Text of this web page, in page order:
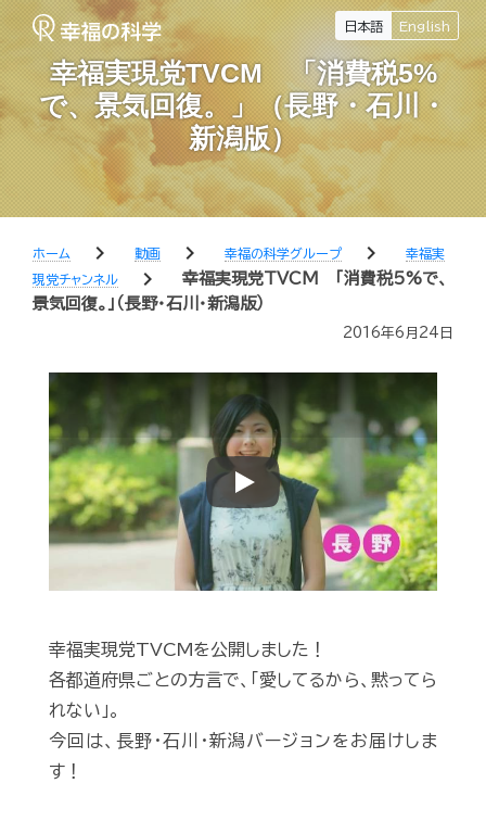
日本語 English
幸福実現党TVCM 「消費税5%
で、景気回復。」（長野・石川・
新潟版）
ホーム chevron_right 動画 chevron_right 幸福の科学グループ chevron_right
幸福実
現党チャンネル
chevron_right
幸福実現党TVCM 「消費税5%で、
景気回復。」（長野・石川・新潟版）
2016年6月24日
Play
幸福実現党TVCMを公開しました！
各都道府県ごとの方言で、「愛してるから、黙ってら
れない」。
今回は、長野・石川・新潟バージョンをお届けしま
す！